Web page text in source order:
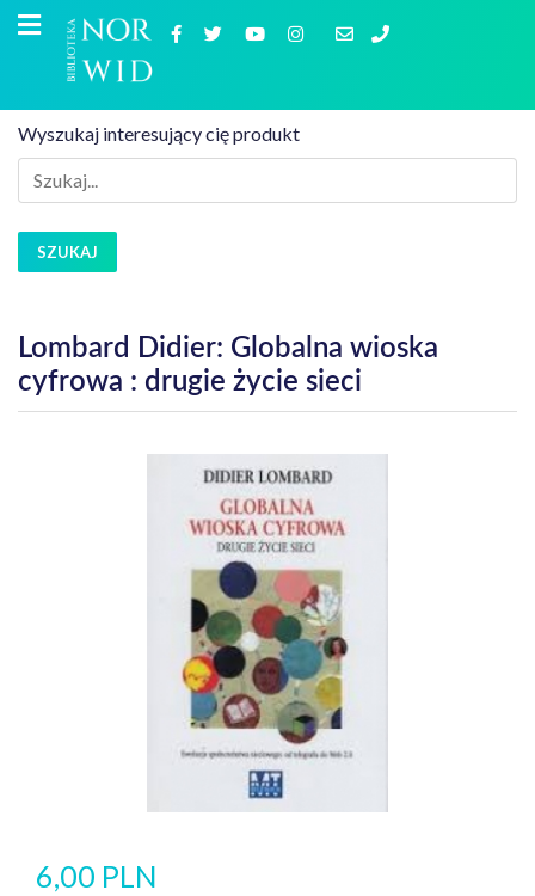
Wyszukaj interesujący cię produkt
SZUKAJ
Lombard Didier: Globalna wioska
cyfrowa : drugie życie sieci
6,00 PLN